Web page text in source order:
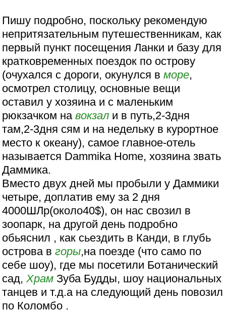
Пишу подробно, поскольку рекомендую
непритязательным путешественникам, как
первый пункт посещения Ланки и базу для
кратковременных поездок по острову
(очухался с дороги, окунулся вморе,
осмотрел столицу, основные вещи
оставил у хозяина и с маленьким
рюкзачком навокзал и в путь,2-3дня
там,2-3дня сям и на недельку в курортное
место к океану), самое главное-отель
называется Dammika Home, хозяина звать
Даммика.
Вместо двух дней мы пробыли у Даммики
четыре, доплатив ему за 2 дня
4000ШЛр(около40$), он нас свозил в
зоопарк, на другой день подробно
обьяснил , как сьездить в Канди, в глубь
острова вгоры,на поезде (что само по
себе шоу), где мы посетили Ботанический
сад,Храм Зуба Будды, шоу национальных
танцев и т.д.а на следующий день повозил
по Коломбо .